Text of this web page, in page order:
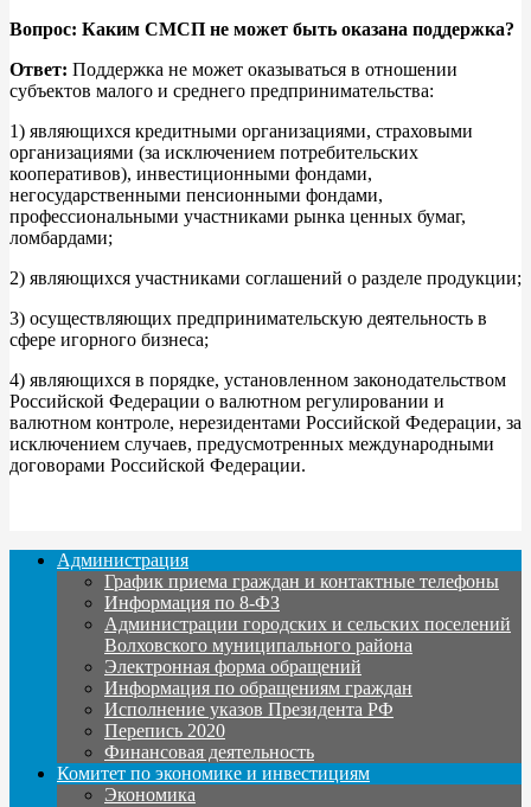
Вопрос: Каким СМСП не может быть оказана поддержка?
Ответ: Поддержка не может оказываться в отношении
субъектов малого и среднего предпринимательства:
1) являющихся кредитными организациями, страховыми
организациями (за исключением потребительских
кооперативов), инвестиционными фондами,
негосударственными пенсионными фондами,
профессиональными участниками рынка ценных бумаг,
ломбардами;
2) являющихся участниками соглашений о разделе продукции;
3) осуществляющих предпринимательскую деятельность в
сфере игорного бизнеса;
4) являющихся в порядке, установленном законодательством
Российской Федерации о валютном регулировании и
валютном контроле, нерезидентами Российской Федерации, за
исключением случаев, предусмотренных международными
договорами Российской Федерации.
Администрация
График приема граждан и контактные телефоны
Информация по 8-ФЗ
Администрации городских и сельских поселений
Волховского муниципального района
Электронная форма обращений
Информация по обращениям граждан
Исполнение указов Президента РФ
Перепись 2020
Финансовая деятельность
Комитет по экономике и инвестициям
Экономика